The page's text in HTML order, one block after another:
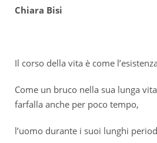
Chiara Bisi
Il corso della vita è come
Come un bruco nella sua lunga
farfalla anche per poco tempo,
l’uomo durante i suoi lunghi